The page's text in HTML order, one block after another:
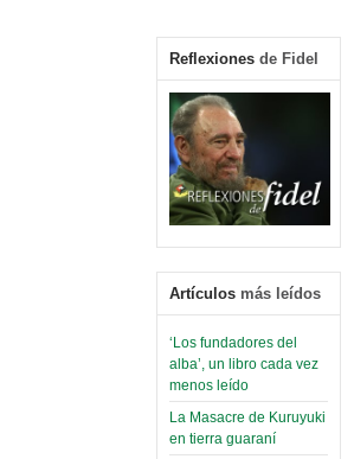
Reflexiones de Fidel
Artículos más leídos
‘Los fundadores del
alba’, un libro cada vez
menos leído
La Masacre de Kuruyuki
en tierra guaraní